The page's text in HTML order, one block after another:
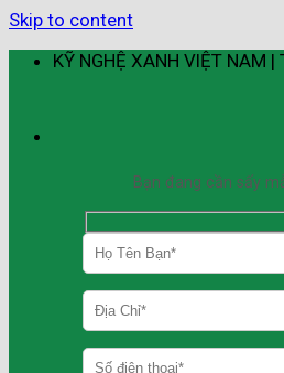
Skip to content
KỸ NGHỆ XANH VIỆT NAM |
Bạn đang cần sấy